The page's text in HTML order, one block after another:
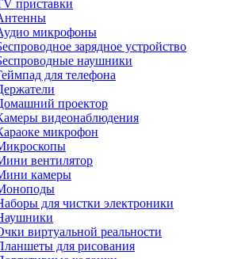
приставки
микрофоны
зарядное устройство
наушники
для телефона
проектор
видеонаблюдения
микрофон
вентилятор
камеры
для чистки электроники
виртуальной реальности
для рисования